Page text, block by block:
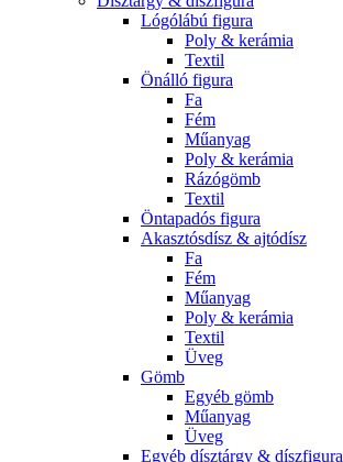
Lógólábú figura
Poly & kerámia
Textil
Önálló figura
Fa
Fém
Műanyag
Poly & kerámia
Rázógömb
Textil
Öntapadós figura
Akasztósdísz & ajtódísz
Fa
Fém
Műanyag
Poly & kerámia
Textil
Üveg
Gömb
Egyéb gömb
Műanyag
Üveg
Egyéb dísztárgy & díszfigura